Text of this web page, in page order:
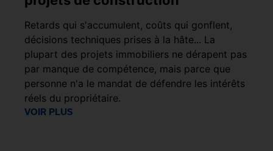
Retards qui s'accumulent, coûts qui gonflent,
décisions techniques prises à la hâte... La
plupart des projets immobiliers ne dérapent pas
par manque de compétence, mais parce que
personne n'a le mandat de défendre les intérêts
réels du propriétaire.
VOIR PLUS